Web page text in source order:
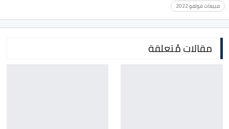
مبيعات فولفو 2022
مقالات مُتعلقة